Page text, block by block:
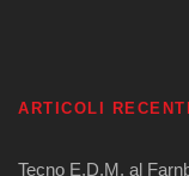
ARTICOLI RECENTI
Tecno E.D.M. al